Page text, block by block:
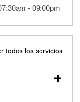
-09:00pm
todos los servicios